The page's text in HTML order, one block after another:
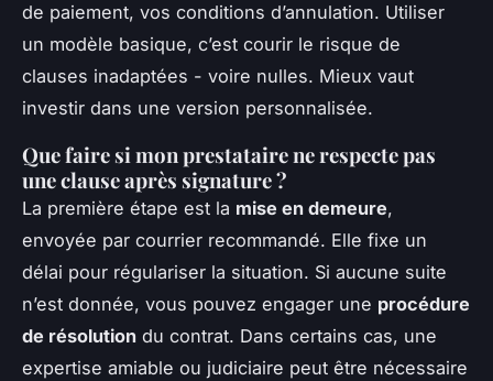
de paiement, vos conditions d’annulation. Utiliser
un modèle basique, c’est courir le risque de
clauses inadaptées - voire nulles. Mieux vaut
investir dans une version personnalisée.
Que faire si mon prestataire ne respecte pas
une clause après signature ?
La première étape est la mise en demeure,
envoyée par courrier recommandé. Elle fixe un
délai pour régulariser la situation. Si aucune suite
n’est donnée, vous pouvez engager une procédure
de résolution du contrat. Dans certains cas, une
expertise amiable ou judiciaire peut être nécessaire